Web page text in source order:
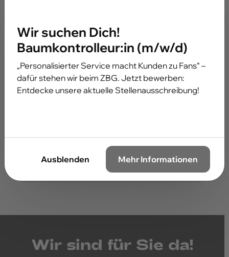
Bestattungswesen
ed.kcebdalg-bz@eghuf.eleirbag
02043 / 99 21 10
ed.kcebdalg-bz@egnal.ppilihp
02043 / 99 28 97
Wir sind für Sie da!
Wir suchen Dich!
Baumkontrolleur:in (m/w/d)
„Personalisierter Service macht Kunden zu Fans“ –
dafür stehen wir beim ZBG. Jetzt bewerben:
Entdecke unsere aktuelle Stellenausschreibung!
Ausblenden Mehr Informationen